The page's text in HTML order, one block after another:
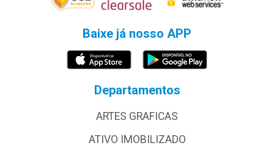
Baixe já nosso APP
Departamentos
ARTES GRAFICAS
ATIVO IMOBILIZADO